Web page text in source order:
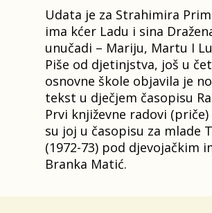
Udata je za Strahimira
ima kćer Ladu i sina
unučadi – Mariju, Martu I
Piše od djetinjstva, još u
osnovne škole objavila je
tekst u dječjem časopisu
Prvi književne radovi
su joj u časopisu za mlade
(1972-73) pod djevojačkim
Branka Matić.